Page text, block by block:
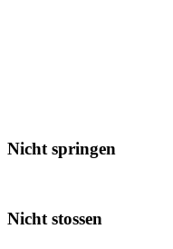
Nicht springen
Nicht stossen